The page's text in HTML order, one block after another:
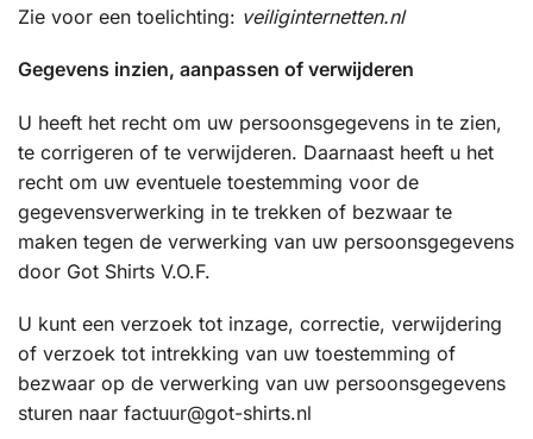
Zie voor een toelichting: veiliginternetten.nl
Gegevens inzien, aanpassen of verwijderen
U heeft het recht om uw persoonsgegevens in te zien,
te corrigeren of te verwijderen. Daarnaast heeft u het
recht om uw eventuele toestemming voor de
gegevensverwerking in te trekken of bezwaar te
maken tegen de verwerking van uw persoonsgegevens
door Got Shirts V.O.F.
U kunt een verzoek tot inzage, correctie, verwijdering
of verzoek tot intrekking van uw toestemming of
bezwaar op de verwerking van uw persoonsgegevens
sturen naar factuur@got-shirts.nl